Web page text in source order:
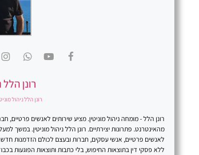
רונן הלל
רונן הלל ניהול
רונן הלל - מומחה ניהול מוניטין. מציע שירותים לאנשים
לאנשים פרטיים, אנשי עסקים, חברות ובעצם לכולם הזדמנות
ללא פסקי דין בתוצאות החיפוש, בלי כתבות ותוצאות הפוגעות